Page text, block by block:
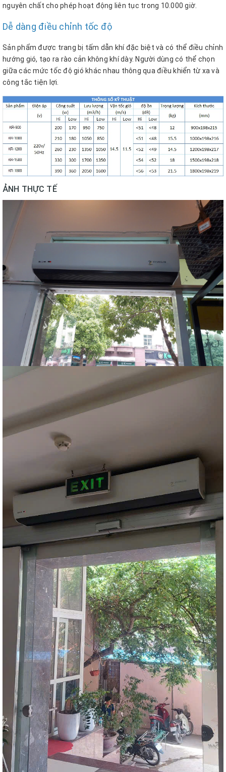
nguyên chất cho phép hoạt động liên tục trong 10.000 giờ.
Dễ dàng điều chỉnh tốc độ
Sản phẩm được trang bị tấm dẫn khí đặc biệt và có thể điều chỉnh
hướng gió, tạo ra rào cản không khí dày. Người dùng có thể chọn
giữa các mức tốc độ gió khác nhau thông qua điều khiển từ xa và
công tắc tiện lợi.
ẢNH THỰC TẾ